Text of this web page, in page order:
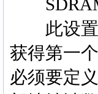
SDRAM
此设置
获得第一
必须要定